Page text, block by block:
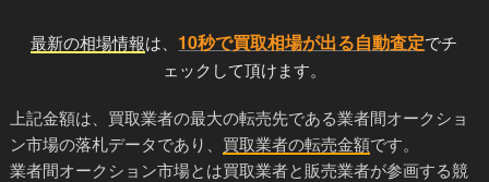
最新の相場情報は、 10秒で買取相場が出る自動査定でチ
ェックして頂けます。
上記金額は、買取業者の最大の転売先である業者間オークショ
ン市場の落札データであり、 買取業者の転売金額です。
業者間オークション市場とは買取業者と販売業者が参画する競